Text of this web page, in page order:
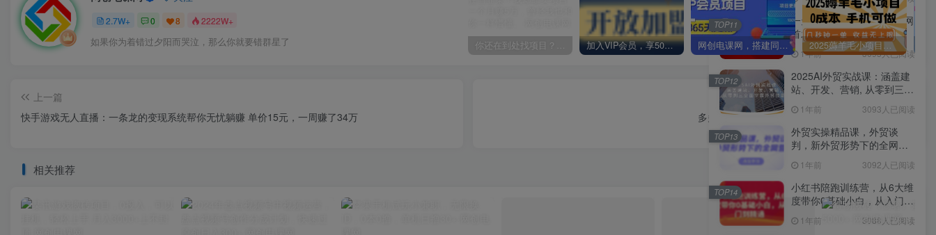
2.7W+ 0 8 2222W+
如果你为着错过夕阳而哭泣，那么你就要错群星了 你还在到处找项目？还在当韭菜？我却靠卖项目一个月赚5万，曾经我也和你一样懵懂。 加入VIP会员，享50%的推广提成，免费学习多种网上创业课程，菜鸟秒变大神！ 网创电课网，搭建同款知识付费资源网站，实现长期稳定被动收入~ 2025薅羊毛小项目，0成本 手机可做，几秒钟一单，收益无上限
上一篇
快手游戏无人直播：一条龙的变现系统帮你无忧躺赚 单价15元，一周赚了34万
下一篇
多多视频过新手任务保姆及教程，做的好日入800+
相关推荐
一天收益1000块，2025全网
首发
1年前 3095人已阅读
TOP11
2025AI外贸实战课：涵盖建
站、开发、营销, 从零到三全
1年前 3093人已阅读
TOP12
外贸实操精品课，外贸谈
判，新外贸形势下的全网营
1年前 3092人已阅读
TOP13
小红书陪跑训练营，从6大维
度带你0基础小白，从入门到
1年前 3088人已阅读
TOP14